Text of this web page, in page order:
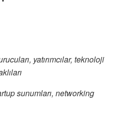
yatırımcılar, teknoloji
sunumları, networking